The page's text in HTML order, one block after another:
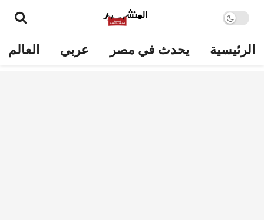
الرئيسية يحدث في مصر عربي العالم